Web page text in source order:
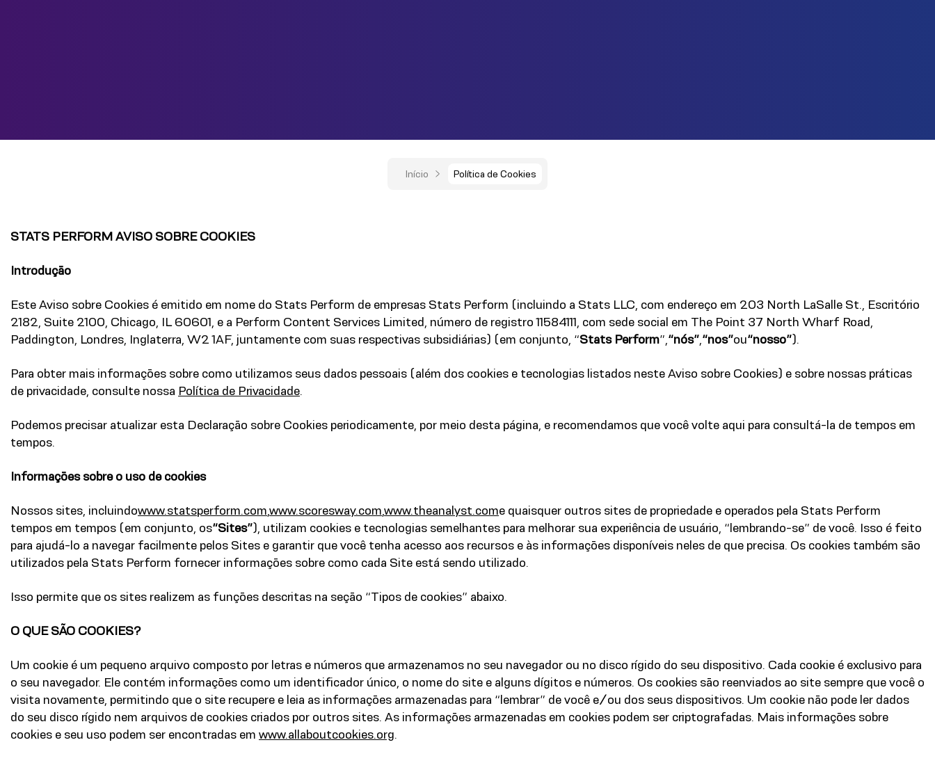
Início Política de Cookies
STATS PERFORM AVISO SOBRE COOKIES
Introdução
Este Aviso sobre Cookies é emitido em nome do Stats Perform de empresas Stats Perform (incluindo a Stats LLC, com endereço em 203 North LaSalle St., Escritório
2182, Suite 2100, Chicago, IL 60601, e a Perform Content Services Limited, número de registro 11584111, com sede social em The Point 37 North Wharf Road,
Paddington, Londres, Inglaterra, W2 1AF, juntamente com suas respectivas subsidiárias) (em conjunto, “Stats Perform”,“nós”,“nos”ou“nosso”).
Para obter mais informações sobre como utilizamos seus dados pessoais (além dos cookies e tecnologias listados neste Aviso sobre Cookies) e sobre nossas práticas
de privacidade, consulte nossa Política de Privacidade.
Podemos precisar atualizar esta Declaração sobre Cookies periodicamente, por meio desta página, e recomendamos que você volte aqui para consultá-la de tempos em
tempos.
Informações sobre o uso de cookies
Nossos sites, incluindowww.statsperform.com,www.scoresway.com,www.theanalyst.come quaisquer outros sites de propriedade e operados pela Stats Perform
tempos em tempos (em conjunto, os“Sites”), utilizam cookies e tecnologias semelhantes para melhorar sua experiência de usuário, “lembrando-se” de você. Isso é feito
para ajudá-lo a navegar facilmente pelos Sites e garantir que você tenha acesso aos recursos e às informações disponíveis neles de que precisa. Os cookies também são
utilizados pela Stats Perform fornecer informações sobre como cada Site está sendo utilizado.
Isso permite que os sites realizem as funções descritas na seção “Tipos de cookies” abaixo.
O QUE SÃO COOKIES?
Um cookie é um pequeno arquivo composto por letras e números que armazenamos no seu navegador ou no disco rígido do seu dispositivo. Cada cookie é exclusivo para
o seu navegador. Ele contém informações como um identificador único, o nome do site e alguns dígitos e números. Os cookies são reenviados ao site sempre que você o
visita novamente, permitindo que o site recupere e leia as informações armazenadas para “lembrar” de você e/ou dos seus dispositivos. Um cookie não pode ler dados
do seu disco rígido nem arquivos de cookies criados por outros sites. As informações armazenadas em cookies podem ser criptografadas. Mais informações sobre
cookies e seu uso podem ser encontradas em www.allaboutcookies.org.